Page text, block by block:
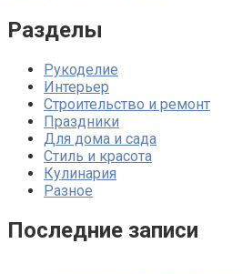
записям
Разделы
Рукоделие
Интерьер
Строительство и ремонт
Праздники
Для дома и сада
Стиль и красота
Кулинария
Разное
Последние записи